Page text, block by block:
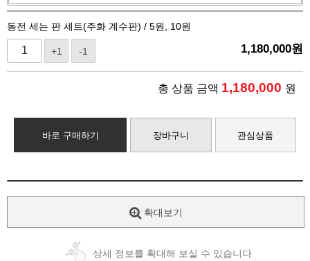
동전 세는 판 세트(주화 계수판) / 5원, 10원
+1 -1 1,180,000원
총 상품 금액 1,180,000 원
바로 구매하기 장바구니 관심상품
확대보기
상세 정보를 확대해 보실 수 있습니다